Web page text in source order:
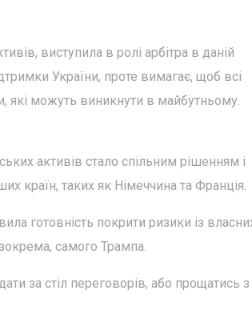
виступила в ролі арбітра в даній
України, проте вимагає, щоб всі
які можуть виникнути в майбутньому.
активів стало спільним рішенням і
країн, таких як Німеччина та Франція.
готовність покрити ризики із
самого Трампа.
за стіл переговорів, або прощатись з